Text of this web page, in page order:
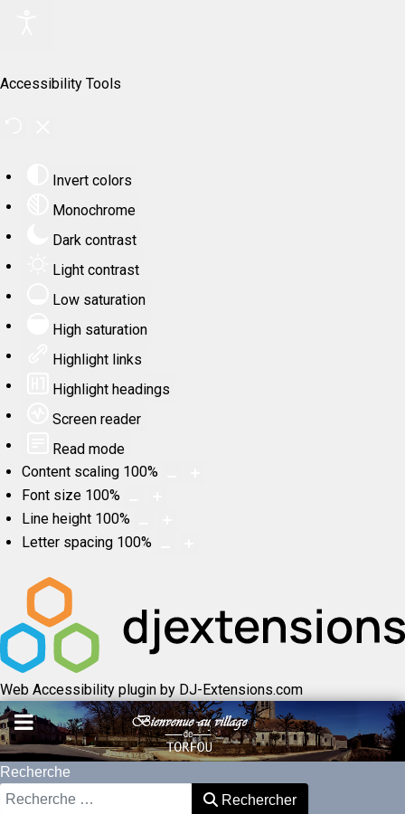
Accessibility Tools
Invert colors
Monochrome
Dark contrast
Light contrast
Low saturation
High saturation
Highlight links
Highlight headings
Screen reader
Read mode
Content scaling 100%
Font size 100%
Line height 100%
Letter spacing 100%
Web Accessibility plugin by DJ-Extensions.com
Recherche
Rechercher